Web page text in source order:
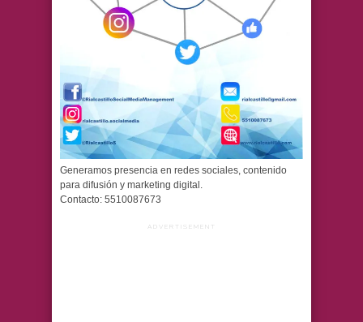
Generamos presencia en redes sociales, contenido
para difusión y marketing digital.
Contacto: 5510087673
ADVERTISEMENT